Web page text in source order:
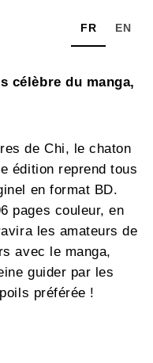
FR EN
célèbre du manga,
de Chi, le chaton
édition reprend tous
en format BD.
pages couleur, en
les amateurs de
avec le manga,
guider par les
préférée !